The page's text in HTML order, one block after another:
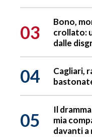
03
Bono,
crollato:
dalle
04
Cagliari,
05
Il
mia
davanti a